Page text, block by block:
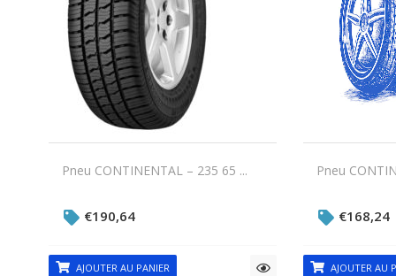
Pneu CONTINENTAL – 235 65 ...
€190,64
AJOUTER AU PANIER
Pneu
€168,24
AJOUTER AU